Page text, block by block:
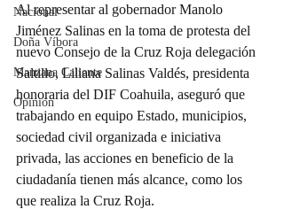
Nacional
Doña Víbora
Manzana Caliente
Opinión
Al representar al gobernador Manolo
Jiménez Salinas en la toma de protesta del
nuevo Consejo de la Cruz Roja delegación
Saltillo, Liliana Salinas Valdés, presidenta
honoraria del DIF Coahuila, aseguró que
trabajando en equipo Estado, municipios,
sociedad civil organizada e iniciativa
privada, las acciones en beneficio de la
ciudadanía tienen más alcance, como los
que realiza la Cruz Roja.